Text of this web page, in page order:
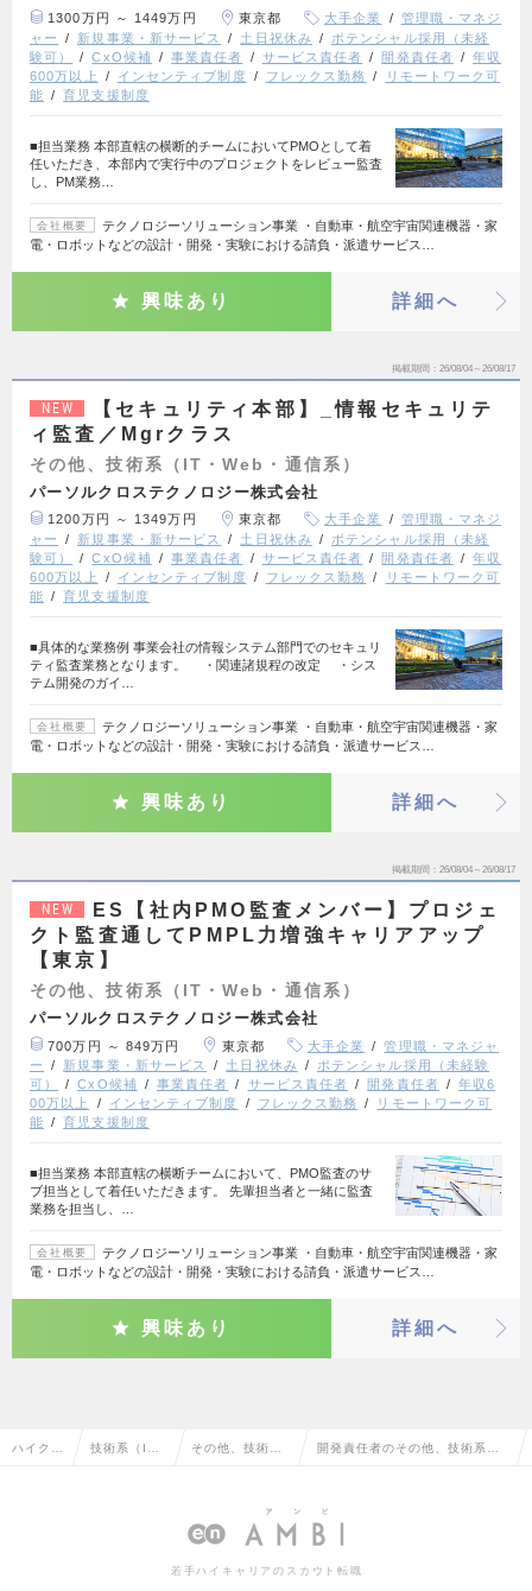
1300万円 ～ 1449万円 東京都 大手企業
管理職・マネジ
ャー
新規事業・新サービス 土日祝休み
ポテンシャル採用（未経
験可）
CxO候補 事業責任者 サービス責任者 開発責任者
年収
600万以上
インセンティブ制度 フレックス勤務
リモートワーク可
能
育児支援制度
■担当業務 本部直轄の横断的チームにおいてPMOとして着
任いただき、本部内で実行中のプロジェクトをレビュー監査
し、PM業務…
会社概要
テクノロジーソリューション事業 ・自動車・航空宇宙関連機器・家
電・ロボットなどの設計・開発・実験における請負・派遣サービス…
興味あり 詳細へ
掲載期間 26/08/04～26/08/17
NEW
【セキュリティ本部】_情報セキュリテ
ィ監査／Mgrクラス
その他、技術系（IT・Web・通信系）
パーソルクロステクノロジー株式会社
1200万円 ～ 1349万円 東京都 大手企業
管理職・マネジ
ャー
新規事業・新サービス 土日祝休み
ポテンシャル採用（未経
験可）
CxO候補 事業責任者 サービス責任者 開発責任者
年収
600万以上
インセンティブ制度 フレックス勤務
リモートワーク可
能
育児支援制度
■具体的な業務例 事業会社の情報システム部門でのセキュリ
ティ監査業務となります。 ・関連諸規程の改定 ・シス
テム開発のガイ…
会社概要
テクノロジーソリューション事業 ・自動車・航空宇宙関連機器・家
電・ロボットなどの設計・開発・実験における請負・派遣サービス…
興味あり 詳細へ
掲載期間 26/08/04～26/08/17
NEW
ES【社内PMO監査メンバー】プロジェ
クト監査通してPMPL力増強キャリアアップ
【東京】
その他、技術系（IT・Web・通信系）
パーソルクロステクノロジー株式会社
700万円 ～ 849万円 東京都 大手企業
管理職・マネジャ
ー
新規事業・新サービス 土日祝休み
ポテンシャル採用（未経験
可）
CxO候補 事業責任者 サービス責任者 開発責任者
年収6
00万以上
インセンティブ制度 フレックス勤務
リモートワーク可
能
育児支援制度
■担当業務 本部直轄の横断チームにおいて、PMO監査のサ
ブ担当として着任いただきます。 先輩担当者と一緒に監査
業務を担当し、…
会社概要
テクノロジーソリューション事業 ・自動車・航空宇宙関連機器・家
電・ロボットなどの設計・開発・実験における請負・派遣サービス…
興味あり 詳細へ
ハイクラ 技術系（I その他、技術系
信系）
開発責任者のその他、技術系（I
人情報一覧
若手ハイキャリアのスカウト転職